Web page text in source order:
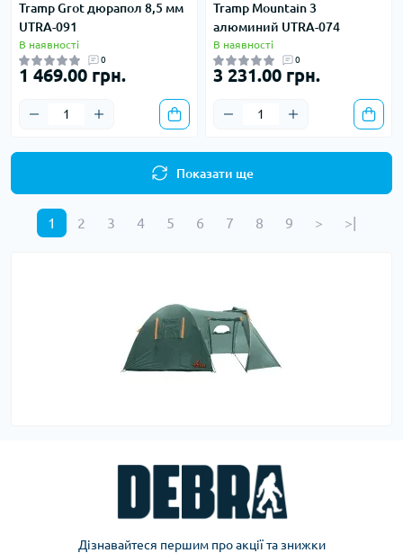
Tramp Grot дюрапол 8,5 мм
UTRA-091
В наявності
0
1 469.00 грн.
Tramp Mountain 3
алюминий UTRA-074
В наявності
0
3 231.00 грн.
Показати ще
1 2 3 4 5 6 7 8 9 > >|
Дізнавайтеся першим про акції та знижки